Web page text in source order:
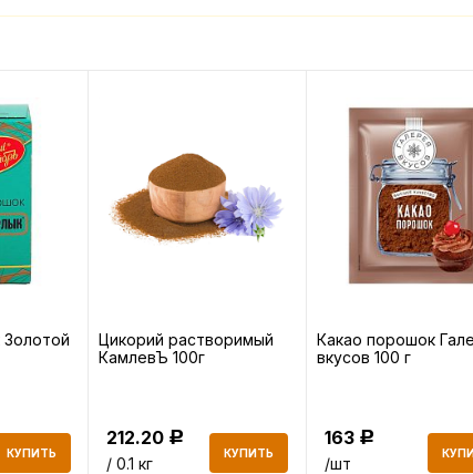
КУПИТЬ
Цикорий растворимый
КамлевЪ 100г
212.20 Р
/ 0.1 кг
КУПИТЬ
Какао порошок
вкусов 100 г
163 Р
/шт